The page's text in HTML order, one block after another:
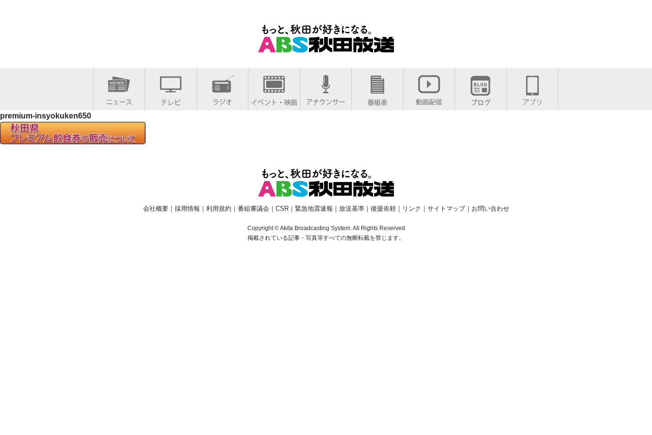
premium-insyokuken650
会社概要｜ 採用情報 ｜ 利用規約 ｜ 番組審議会 ｜ CSR｜ 緊急地震速報 ｜ 放送基準｜ 後援依頼｜ リンク ｜ サイトマップ｜ お問い合わせ
Copyright © Akita Broadcasting System. All Rights Reserved
掲載されている記事・写真等すべての無断転載を禁じます。